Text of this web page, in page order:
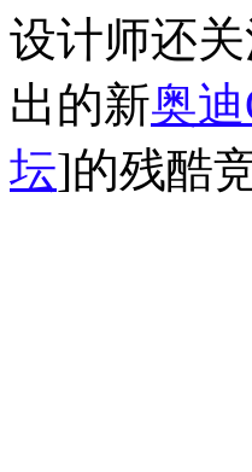
设计师还
出的新奥迪
坛]的残酷